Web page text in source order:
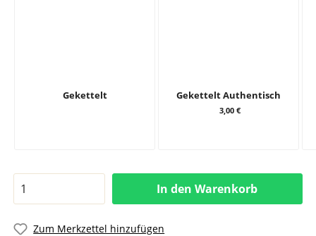
Gekettelt Gekettelt Authentisch
3,00 €
In den Warenkorb
Zum Merkzettel hinzufügen